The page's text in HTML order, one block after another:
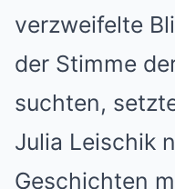
verzweifelte
der Stimme
suchten,
Julia Leischik
Geschichten